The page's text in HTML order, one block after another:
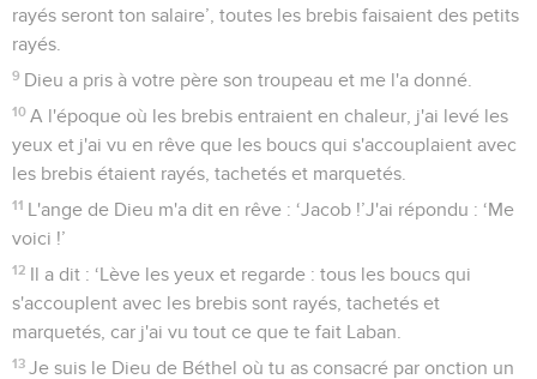
rayés seront ton salaire’, toutes les brebis faisaient des petits
rayés.
9 Dieu a pris à votre père son troupeau et me l'a donné.
10 A l'époque où les brebis entraient en chaleur, j'ai levé les
yeux et j'ai vu en rêve que les boucs qui s'accouplaient avec
les brebis étaient rayés, tachetés et marquetés.
11 L'ange de Dieu m'a dit en rêve : ‘Jacob !’J'ai répondu : ‘Me
voici !’
12 Il a dit : ‘Lève les yeux et regarde : tous les boucs qui
s'accouplent avec les brebis sont rayés, tachetés et
marquetés, car j'ai vu tout ce que te fait Laban.
13 Je suis le Dieu de Béthel où tu as consacré par onction un